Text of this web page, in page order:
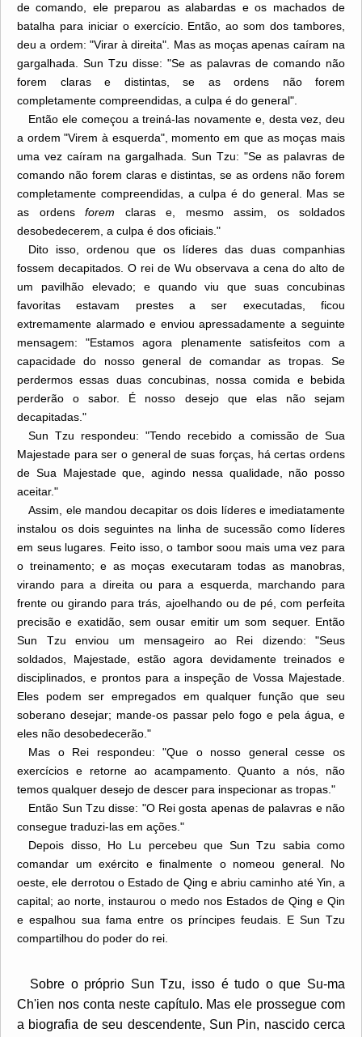
de comando, ele preparou as alabardas e os machados de
batalha para iniciar o exercício. Então, ao som dos tambores,
deu a ordem: "Virar à direita". Mas as moças apenas caíram na
gargalhada. Sun Tzu disse: "Se as palavras de comando não
forem claras e distintas, se as ordens não forem
completamente compreendidas, a culpa é do general".
Então ele começou a treiná-las novamente e, desta vez, deu
a ordem "Virem à esquerda", momento em que as moças mais
uma vez caíram na gargalhada. Sun Tzu: "Se as palavras de
comando não forem claras e distintas, se as ordens não forem
completamente compreendidas, a culpa é do general. Mas se
as ordens forem claras e, mesmo assim, os soldados
desobedecerem, a culpa é dos oficiais."
Dito isso, ordenou que os líderes das duas companhias
fossem decapitados. O rei de Wu observava a cena do alto de
um pavilhão elevado; e quando viu que suas concubinas
favoritas estavam prestes a ser executadas, ficou
extremamente alarmado e enviou apressadamente a seguinte
mensagem: "Estamos agora plenamente satisfeitos com a
capacidade do nosso general de comandar as tropas. Se
perdermos essas duas concubinas, nossa comida e bebida
perderão o sabor. É nosso desejo que elas não sejam
decapitadas."
Sun Tzu respondeu: "Tendo recebido a comissão de Sua
Majestade para ser o general de suas forças, há certas ordens
de Sua Majestade que, agindo nessa qualidade, não posso
aceitar."
Assim, ele mandou decapitar os dois líderes e imediatamente
instalou os dois seguintes na linha de sucessão como líderes
em seus lugares. Feito isso, o tambor soou mais uma vez para
o treinamento; e as moças executaram todas as manobras,
virando para a direita ou para a esquerda, marchando para
frente ou girando para trás, ajoelhando ou de pé, com perfeita
precisão e exatidão, sem ousar emitir um som sequer. Então
Sun Tzu enviou um mensageiro ao Rei dizendo: "Seus
soldados, Majestade, estão agora devidamente treinados e
disciplinados, e prontos para a inspeção de Vossa Majestade.
Eles podem ser empregados em qualquer função que seu
soberano desejar; mande-os passar pelo fogo e pela água, e
eles não desobedecerão."
Mas o Rei respondeu: "Que o nosso general cesse os
exercícios e retorne ao acampamento. Quanto a nós, não
temos qualquer desejo de descer para inspecionar as tropas."
Então Sun Tzu disse: "O Rei gosta apenas de palavras e não
consegue traduzi-las em ações."
Depois disso, Ho Lu percebeu que Sun Tzu sabia como
comandar um exército e finalmente o nomeou general. No
oeste, ele derrotou o Estado de Qing e abriu caminho até Yin, a
capital; ao norte, instaurou o medo nos Estados de Qing e Qin
e espalhou sua fama entre os príncipes feudais. E Sun Tzu
compartilhou do poder do rei.
Sobre o próprio Sun Tzu, isso é tudo o que Su-ma
Ch'ien nos conta neste capítulo. Mas ele prossegue com
a biografia de seu descendente, Sun Pin, nascido cerca